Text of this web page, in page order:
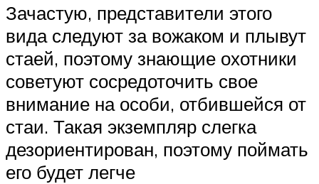
Зачастую, представители этого
вида следуют за вожаком и плывут
стаей, поэтому знающие охотники
советуют сосредоточить свое
внимание на особи, отбившейся от
стаи. Такая экземпляр слегка
дезориентирован, поэтому поймать
его будет легче